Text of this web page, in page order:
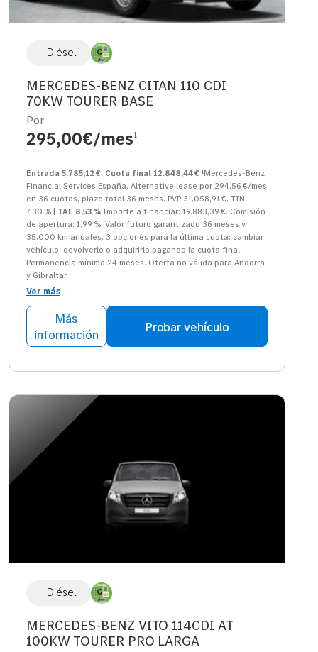
Diésel
MERCEDES-BENZ CITAN 110 CDI
70KW TOURER BASE
Por
295,00€/mes1
Entrada 5.785,12 €. Cuota final 12.848,44 € ¹Mercedes-Benz
Financial Services España. Alternative lease por 294,56 €/mes
en 36 cuotas, plazo total 36 meses. PVP 31.058,91 €. TIN
7,30 % | TAE 8,53 % Importe a financiar: 19.883,39 €. Comisión
de apertura: 1,99 %. Valor futuro garantizado 36 meses y
35.000 km anuales. 3 opciones para la última cuota: cambiar
vehículo, devolverlo o adquirirlo pagando la cuota final.
Permanencia mínima 24 meses. Oferta no válida para Andorra
y Gibraltar.
Ver más
Más
información
Probar vehículo
Diésel
MERCEDES-BENZ VITO 114CDI AT
100KW TOURER PRO LARGA